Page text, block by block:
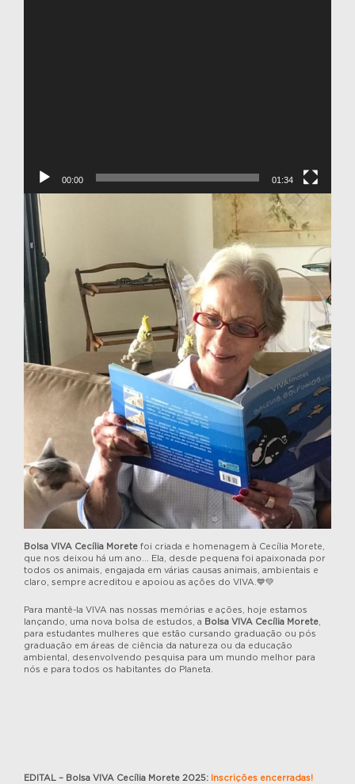
00:00 01:34
Bolsa VIVA Cecília Morete foi criada e homenagem à Cecília Morete,
que nos deixou há um ano… Ela, desde pequena foi apaixonada por
todos os animais, engajada em várias causas animais, ambientais e
claro, sempre acreditou e apoiou as ações do VIVA.💙💚
Para mantê-la VIVA nas nossas memórias e ações, hoje estamos
lançando, uma nova bolsa de estudos, a Bolsa VIVA Cecília Morete,
para estudantes mulheres que estão cursando graduação ou pós
graduação em áreas de ciência da natureza ou da educação
ambiental, desenvolvendo pesquisa para um mundo melhor para
nós e para todos os habitantes do Planeta.
EDITAL – Bolsa VIVA Cecília Morete 2025: Inscrições encerradas!